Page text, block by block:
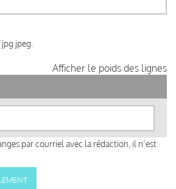
jpeg.
Afficher le poids des lignes
par courriel avec la rédaction, il n’est